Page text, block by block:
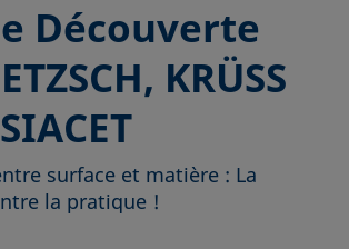
Découverte
KRÜSS
surface et matière : La
la pratique !